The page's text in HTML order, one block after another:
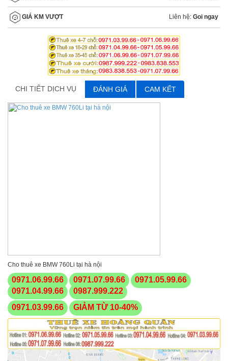
GIÁ KM VƯỢT Liên hệ: Goi ngay
CHI TIẾT DỊCH VỤ ĐÁNH GIÁ CAM KẾT
Cho thuê xe BMW 760Li tại hà nội
0971.06.99.66 0971.07.99.66
0971.05.99.66
0971.04.99.66
0987.999.222
0971.03.99.66
GIẢM TỪ 10-40%